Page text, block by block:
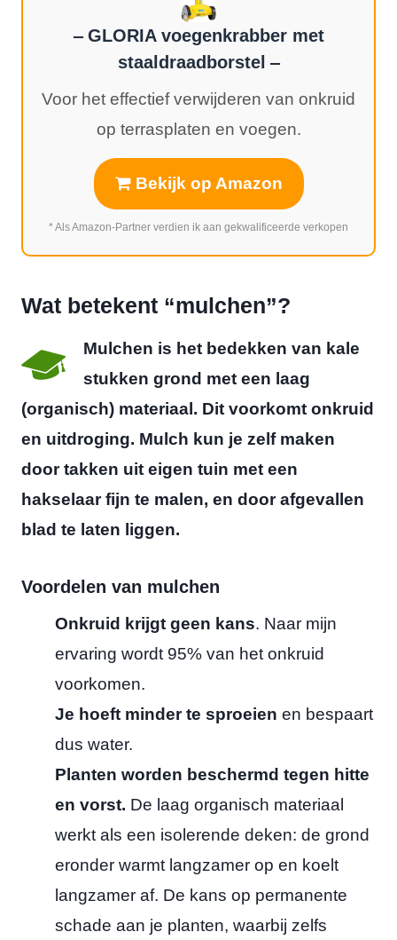
GLORIA voegenkrabber met
staaldraadborstel
Voor het effectief verwijderen van onkruid
op terrasplaten en voegen.
Bekijk op Amazon
* Als Amazon-Partner verdien ik aan gekwalificeerde verkopen
Wat betekent “mulchen”?
Mulchen is het bedekken van kale
stukken grond met een laag
(organisch) materiaal. Dit voorkomt onkruid
en uitdroging. Mulch kun je zelf maken
door takken uit eigen tuin met een
hakselaar fijn te malen, en door afgevallen
blad te laten liggen.
Voordelen van mulchen
Onkruid krijgt geen kans. Naar mijn
ervaring wordt 95% van het onkruid
voorkomen.
Je hoeft minder te sproeien en bespaart
dus water.
Planten worden beschermd tegen hitte
en vorst. De laag organisch materiaal
werkt als een isolerende deken: de grond
eronder warmt langzamer op en koelt
langzamer af. De kans op permanente
schade aan je planten, waarbij zelfs